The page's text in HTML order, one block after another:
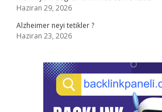
Haziran 29, 2026
Alzheimer neyi tetikler ?
Haziran 23, 2026